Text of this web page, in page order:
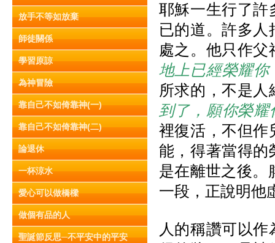
放手不等如放棄
師徒關係
學習原諒
為神冒險
靠自己不如倚靠神(一)
靠自己不如倚靠神(二)
論退休
一杯涼水
愛心可以做橋樑
做個有品的人
聖誕節反思─不平安中的平安
耶穌一生行了許
已的道。許多
處之。他只作
地上已經榮耀
所求的，不是
到了，願你榮
裡復活，不但作
能，得著當得的
是在離世之後。
一段，正說明他
人的稱讚可以